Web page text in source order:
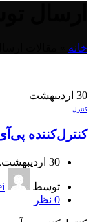
خانه
30 اردیبهشت
کنترل
کنترل‌کننده
30 اردیبهشت, 1403
توسط
0 نظر